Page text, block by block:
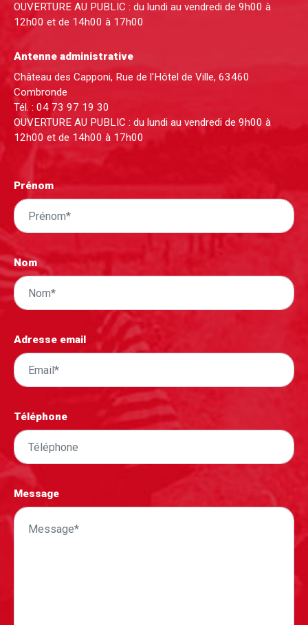
OUVERTURE AU PUBLIC : du lundi au vendredi de 9h00 à
12h00 et de 14h00 à 17h00
Antenne administrative
Château des Capponi, Rue de l'Hôtel de Ville, 63460
Combronde
Tél. : 04 73 97 19 30
OUVERTURE AU PUBLIC : du lundi au vendredi de 9h00 à
12h00 et de 14h00 à 17h00
Prénom
Nom
Adresse email
Téléphone
Message